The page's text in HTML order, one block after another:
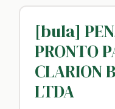
[bula]
PRONTO
CLARION
LTDA